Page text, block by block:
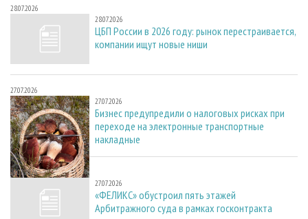
28.07.2026
28.07.2026
ЦБП России в 2026 году: рынок перестраивается,
компании ищут новые ниши
27.07.2026
27.07.2026
Бизнес предупредили о налоговых рисках при
переходе на электронные транспортные
накладные
27.07.2026
27.07.2026
«ФЕЛИКС» обустроил пять этажей
Арбитражного суда в рамках госконтракта